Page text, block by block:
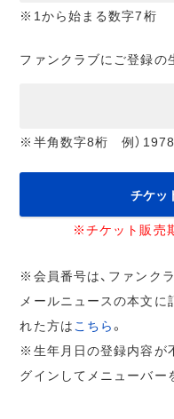
※1から始まる数字7桁
ファンクラブにご登録の
※半角数字8桁 例）
チケッ
※チケット販売
※会員番号は、ファンク
メールニュースの本文に
れた方は こちら。
※生年月日の登録内容が
グインしてメニューバー